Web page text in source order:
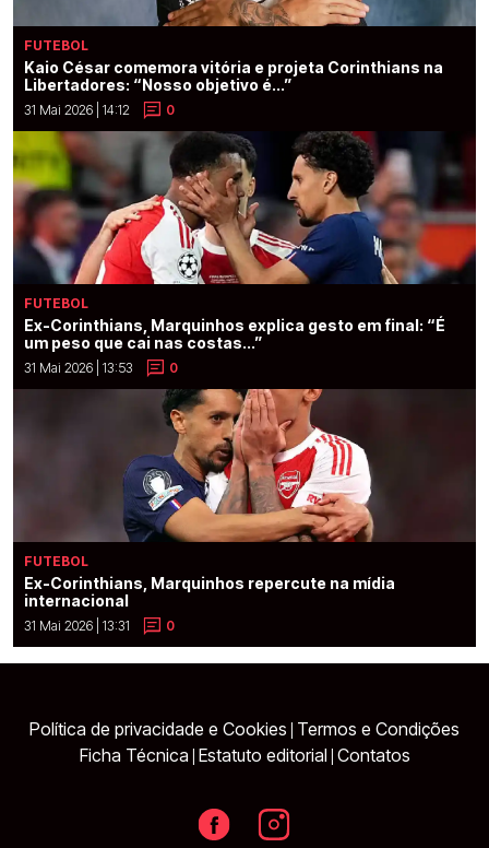
FUTEBOL
Kaio César comemora vitória e projeta Corinthians na
Libertadores: “Nosso objetivo é...”
31 Mai 2026 | 14:12 0
FUTEBOL
Ex-Corinthians, Marquinhos explica gesto em final: “É
um peso que cai nas costas...”
31 Mai 2026 | 13:53 0
FUTEBOL
Ex-Corinthians, Marquinhos repercute na mídia
internacional
31 Mai 2026 | 13:31 0
Política de privacidade e Cookies Termos e Condições
Ficha Técnica Estatuto editorial Contatos